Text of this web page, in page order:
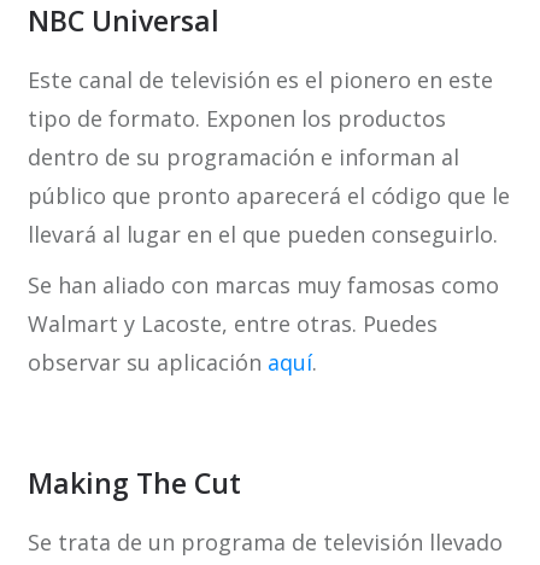
NBC Universal
Este canal de televisión es el pionero en este
tipo de formato. Exponen los productos
dentro de su programación e informan al
público que pronto aparecerá el código que le
llevará al lugar en el que pueden conseguirlo.
Se han aliado con marcas muy famosas como
Walmart y Lacoste, entre otras. Puedes
observar su aplicación aquí.
Making The Cut
Se trata de un programa de televisión llevado